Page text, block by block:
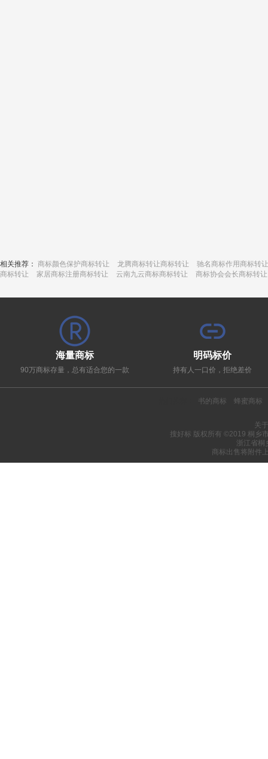
相关推荐： 商标颜色保护商标转让 龙腾商标转让商标转让
驰名商标作用商标转让
商标转让
家居商标注册商标转让 云南九云商标商标转让 商标协会会长商标转让
海量商标
90万商标存量，总有适合您的一款
明码标价
持有人一口价，拒绝差价
书的商标 蜂蜜商标
关
搜好标 版权所有 ©2019 桐乡
浙江省桐
商标出售将附件